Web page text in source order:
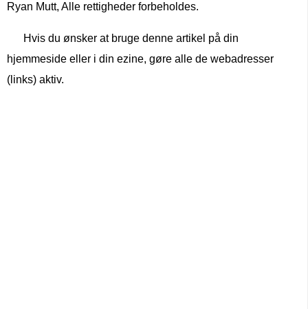
Ryan Mutt, Alle rettigheder forbeholdes.
Hvis du ønsker at bruge denne artikel på din
hjemmeside eller i din ezine, gøre alle de webadresser
(links) aktiv.